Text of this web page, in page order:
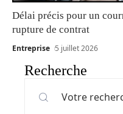
Délai précis pour un
rupture de contrat
Entreprise 5 juillet 2026
Recherche